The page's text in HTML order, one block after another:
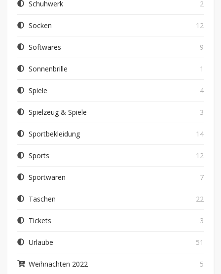
Schuhwerk 2
Socken 12
Softwares 9
Sonnenbrille 1
Spiele 4
Spielzeug & Spiele 3
Sportbekleidung 14
Sports 12
Sportwaren 7
Taschen 22
Tickets 3
Urlaube 51
Weihnachten 2022 5